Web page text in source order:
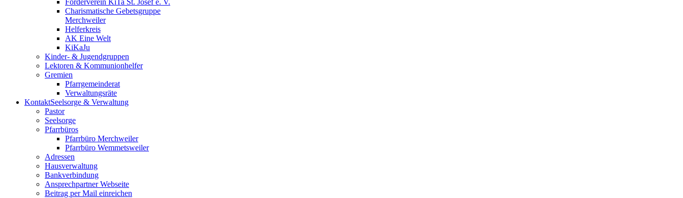
Förderverein KiTa St. Josef e. V.
Charismatische Gebetsgruppe
Merchweiler
Helferkreis
AK Eine Welt
KiKaJu
Kinder- & Jugendgruppen
Lektoren & Kommunionhelfer
Gremien
Pfarrgemeinderat
Verwaltungsräte
KontaktSeelsorge & Verwaltung
Pastor
Seelsorge
Pfarrbüros
Pfarrbüro Merchweiler
Pfarrbüro Wemmetsweiler
Adressen
Hausverwaltung
Bankverbindung
Ansprechpartner Webseite
Beitrag per Mail einreichen